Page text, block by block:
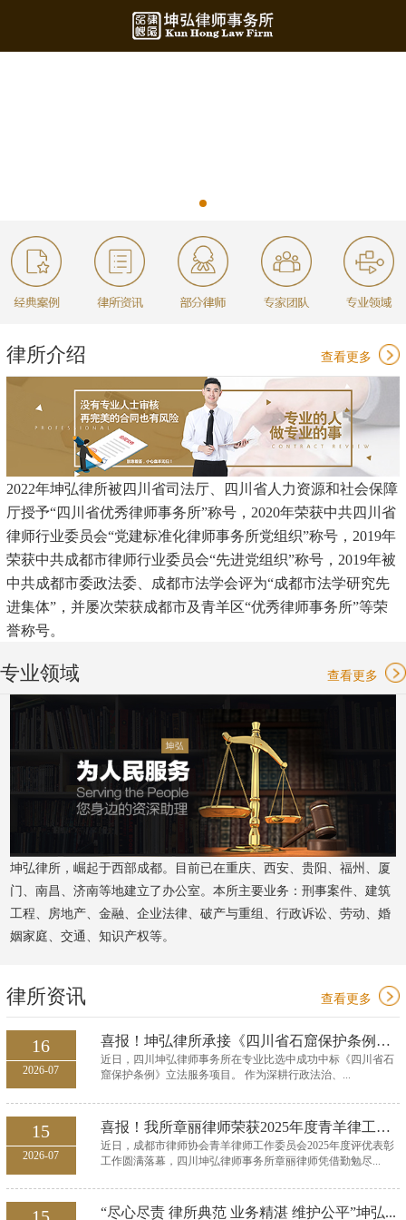
律所介绍 查看更多
2022年坤弘律所被四川省司法厅、四川省人力资源和社会保障
厅授予“四川省优秀律师事务所”称号，2020年荣获中共四川省
律师行业委员会“党建标准化律师事务所党组织”称号，2019年
荣获中共成都市律师行业委员会“先进党组织”称号，2019年被
中共成都市委政法委、成都市法学会评为“成都市法学研究先
进集体”，并屡次荣获成都市及青羊区“优秀律师事务所”等荣
誉称号。
专业领域 查看更多
坤弘律所，崛起于西部成都。目前已在重庆、西安、贵阳、福州、厦
门、南昌、济南等地建立了办公室。本所主要业务：刑事案件、建筑
工程、房地产、金融、企业法律、破产与重组、行政诉讼、劳动、婚
姻家庭、交通、知识产权等。
律所资讯 查看更多
16
2026-07
喜报！坤弘律所承接《四川省石窟保护条例》立法服...
近日，四川坤弘律师事务所在专业比选中成功中标《四川省石
窟保护条例》立法服务项目。 作为深耕行政法治、...
15
2026-07
喜报！我所章丽律师荣获2025年度青羊律工委优秀委...
近日，成都市律师协会青羊律师工作委员会2025年度评优表彰
工作圆满落幕，四川坤弘律师事务所章丽律师凭借勤勉尽...
“尽心尽责 律所典范 业务精湛 维护公平”坤弘...